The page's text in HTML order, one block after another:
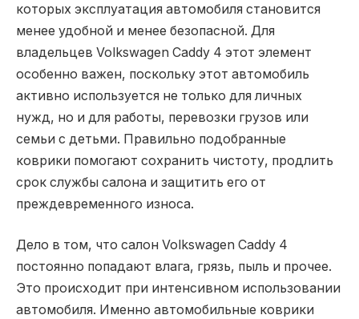
которых эксплуатация автомобиля становится
менее удобной и менее безопасной. Для
владельцев Volkswagen Caddy 4 этот элемент
особенно важен, поскольку этот автомобиль
активно используется не только для личных
нужд, но и для работы, перевозки грузов или
семьи с детьми. Правильно подобранные
коврики помогают сохранить чистоту, продлить
срок службы салона и защитить его от
преждевременного износа.
Дело в том, что салон Volkswagen Caddy 4
постоянно попадают влага, грязь, пыль и прочее.
Это происходит при интенсивном использовании
автомобиля. Именно автомобильные коврики